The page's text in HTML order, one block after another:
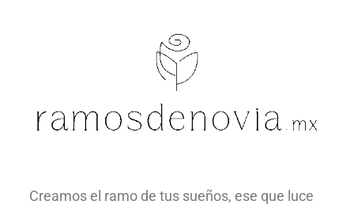
Creamos el ramo de tus sueños, ese que luce